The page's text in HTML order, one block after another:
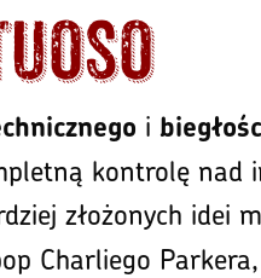
i
kontrolę
złożonych idei
Charliego Parkera,